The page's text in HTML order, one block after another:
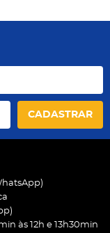
CADASTRAR
às 12h e 13h30min